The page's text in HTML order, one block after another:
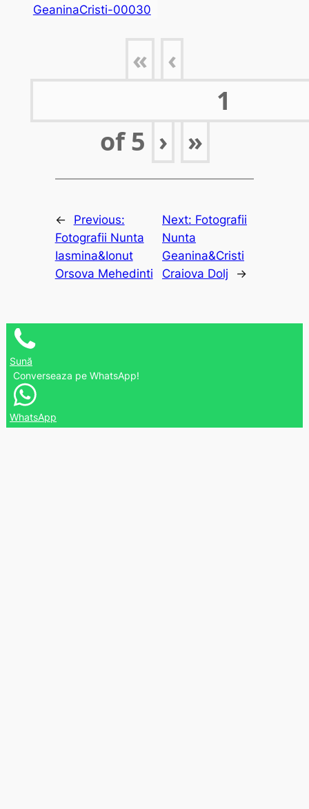
« ‹
of5 › »
←
Previous:
Fotografii Nunta
Iasmina&Ionut
Orsova Mehedinti
Next: Fotografii
Nunta
Geanina&Cristi
Craiova Dolj
→
Sună
Converseaza pe WhatsApp!
WhatsApp